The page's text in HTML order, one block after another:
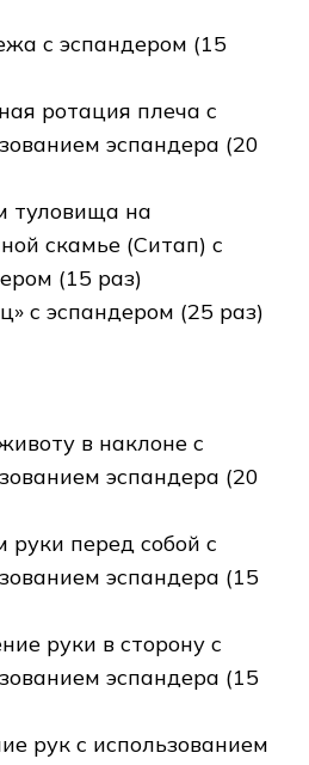
с эспандером (15
ротация плеча с
эспандера (20
туловища на
скамье (Ситап) с
(15 раз)
с эспандером (25 раз)
в наклоне с
эспандера (20
руки перед собой с
эспандера (15
руки в сторону с
эспандера (15
рук с использованием